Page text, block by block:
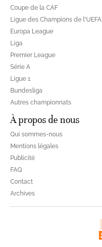
Coupe de la CAF
Ligue des Champions de l'UEFA
Europa League
Liga
Premier League
Série A
Ligue 1
Bundesliga
Autres championnats
À propos de nous
Qui sommes-nous
Mentions légales
Publicité
FAQ
Contact
Archives